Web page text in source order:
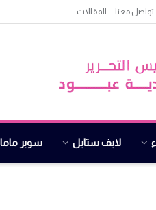
تواصل معنا المقالات
لايف ستايل سوبر ماما